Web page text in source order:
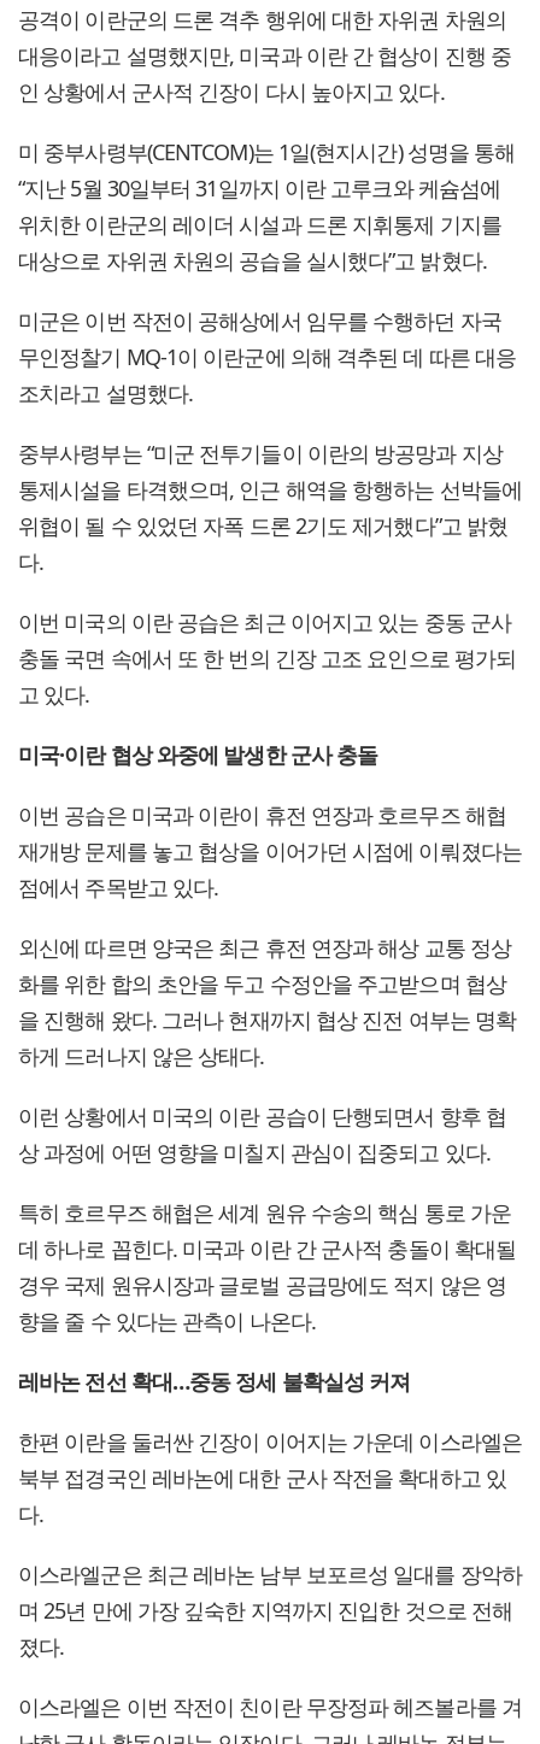
공격이 이란군의 드론 격추 행위에 대한 자위권 차원의
대응이라고 설명했지만, 미국과 이란 간 협상이 진행 중
인 상황에서 군사적 긴장이 다시 높아지고 있다.
미 중부사령부(CENTCOM)는 1일(현지시간) 성명을 통해
“지난 5월 30일부터 31일까지 이란 고루크와 케슘섬에
위치한 이란군의 레이더 시설과 드론 지휘통제 기지를
대상으로 자위권 차원의 공습을 실시했다”고 밝혔다.
미군은 이번 작전이 공해상에서 임무를 수행하던 자국
무인정찰기 MQ-1이 이란군에 의해 격추된 데 따른 대응
조치라고 설명했다.
중부사령부는 “미군 전투기들이 이란의 방공망과 지상
통제시설을 타격했으며, 인근 해역을 항행하는 선박들에
위협이 될 수 있었던 자폭 드론 2기도 제거했다”고 밝혔
다.
이번 미국의 이란 공습은 최근 이어지고 있는 중동 군사
충돌 국면 속에서 또 한 번의 긴장 고조 요인으로 평가되
고 있다.
미국·이란 협상 와중에 발생한 군사 충돌
이번 공습은 미국과 이란이 휴전 연장과 호르무즈 해협
재개방 문제를 놓고 협상을 이어가던 시점에 이뤄졌다는
점에서 주목받고 있다.
외신에 따르면 양국은 최근 휴전 연장과 해상 교통 정상
화를 위한 합의 초안을 두고 수정안을 주고받으며 협상
을 진행해 왔다. 그러나 현재까지 협상 진전 여부는 명확
하게 드러나지 않은 상태다.
이런 상황에서 미국의 이란 공습이 단행되면서 향후 협
상 과정에 어떤 영향을 미칠지 관심이 집중되고 있다.
특히 호르무즈 해협은 세계 원유 수송의 핵심 통로 가운
데 하나로 꼽힌다. 미국과 이란 간 군사적 충돌이 확대될
경우 국제 원유시장과 글로벌 공급망에도 적지 않은 영
향을 줄 수 있다는 관측이 나온다.
레바논 전선 확대…중동 정세 불확실성 커져
한편 이란을 둘러싼 긴장이 이어지는 가운데 이스라엘은
북부 접경국인 레바논에 대한 군사 작전을 확대하고 있
다.
이스라엘군은 최근 레바논 남부 보포르성 일대를 장악하
며 25년 만에 가장 깊숙한 지역까지 진입한 것으로 전해
졌다.
이스라엘은 이번 작전이 친이란 무장정파 헤즈볼라를 겨